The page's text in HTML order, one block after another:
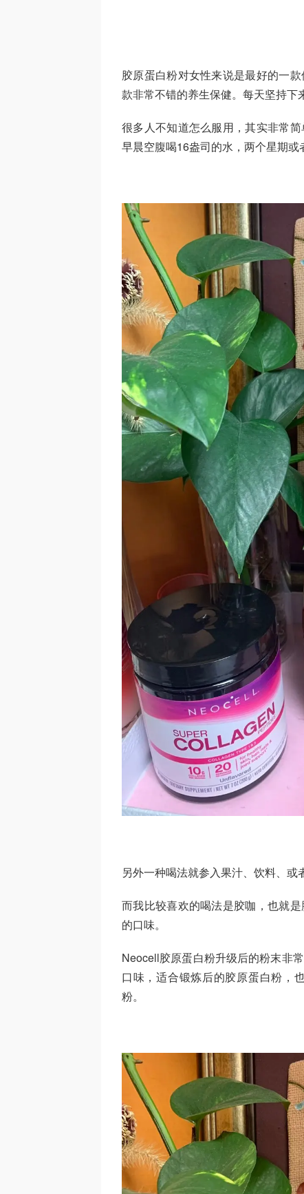
胶原蛋白粉对女性来说是最好的一
款非常不错的养生保健。每天坚持下
很多人不知道怎么服用，其实非常
早晨空腹喝16盎司的水，两个星期或
另外一种喝法就参入果汁、饮料、或
而我比较喜欢的喝法是胶咖，也就
的口味。
Neocell胶原蛋白粉升级后的粉末非
口味，适合锻炼后的胶原蛋白粉，
粉。